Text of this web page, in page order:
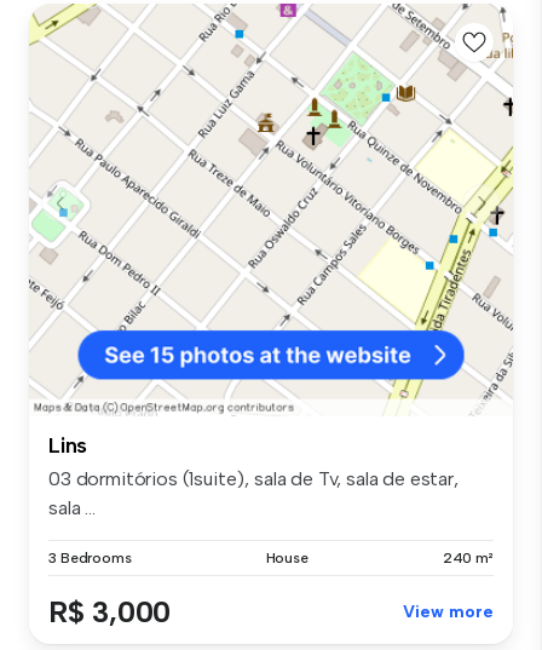
Lins
03 dormitórios (1suite), sala de Tv, sala de estar,
sala ...
3 Bedrooms House 240 m²
R$ 3,000 View more